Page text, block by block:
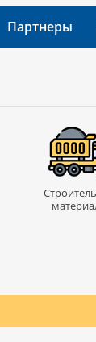
Партнеры